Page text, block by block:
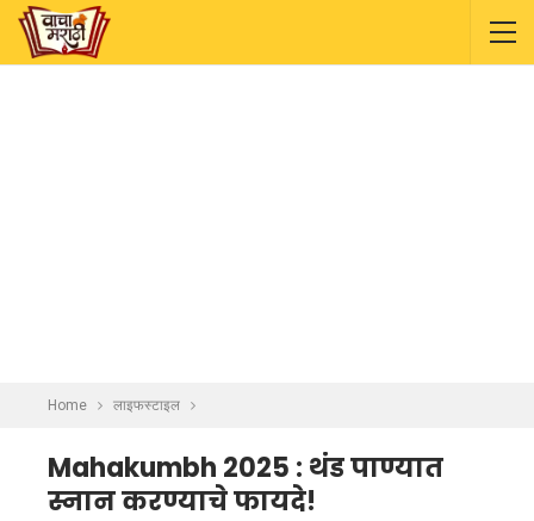
Home लाइफस्टाइल
Mahakumbh 2025 : थंड पाण्यात
स्नान करण्याचे फायदे!